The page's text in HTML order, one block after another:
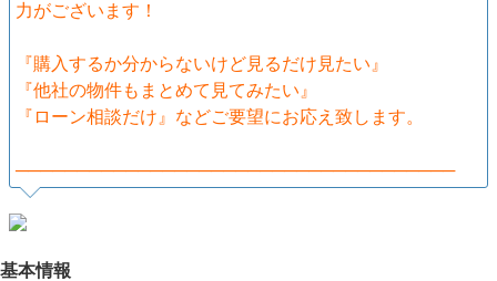
力がございます！
『購入するか分からないけど見るだけ見たい』
『他社の物件もまとめて見てみたい』
『ローン相談だけ』などご要望にお応え致します。
────────────────────────────────────
基本情報